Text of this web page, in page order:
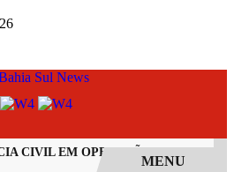
CIVIL EM OPERAÇÃO CONTRA
MENU